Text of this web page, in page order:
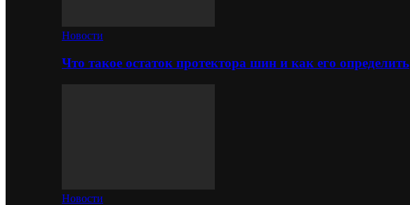
Новости
Что такое остаток протектора шин и как его определить
Новости